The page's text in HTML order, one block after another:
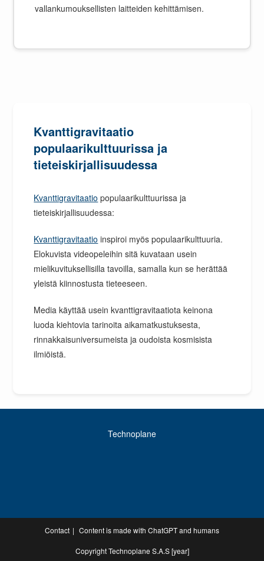
vallankumouksellisten laitteiden kehittämisen.
Kvanttigravitaatio
populaarikulttuurissa ja
tieteiskirjallisuudessa
Kvanttigravitaatio populaarikulttuurissa ja
tieteiskirjallisuudessa:
Kvanttigravitaatio inspiroi myös populaarikulttuuria.
Elokuvista videopeleihin sitä kuvataan usein
mielikuvituksellisilla tavoilla, samalla kun se herättää
yleistä kiinnostusta tieteeseen.
Media käyttää usein kvanttigravitaatiota keinona
luoda kiehtovia tarinoita aikamatkustuksesta,
rinnakkaisuniversumeista ja oudoista kosmisista
ilmiöistä.
Technoplane
Contact Content is made with ChatGPT and humans
Copyright Technoplane S.A.S [year]